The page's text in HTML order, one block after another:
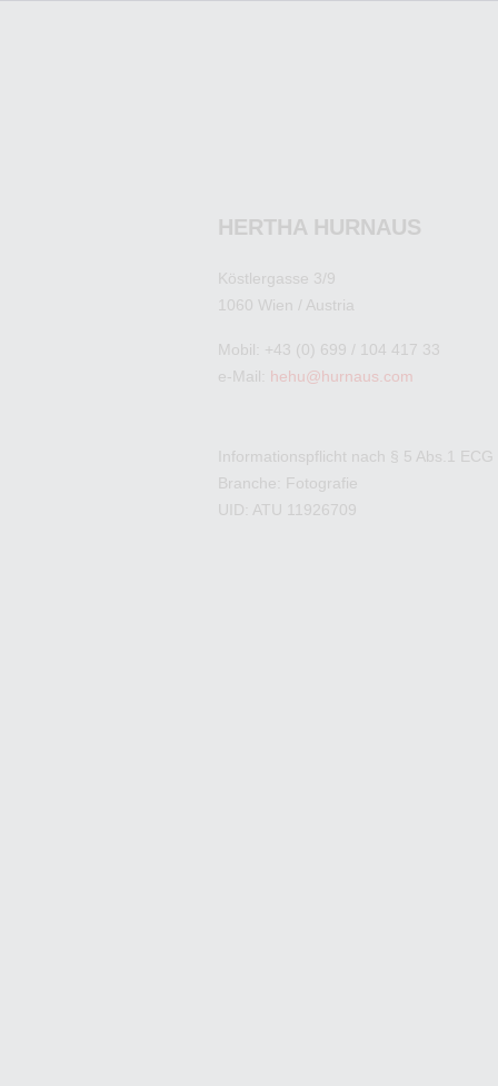
HERTHA HURNAUS
Köstlergasse 3/9
1060 Wien / Austria
Mobil: +43 (0) 699 / 104 417 33
e-Mail: hehu@hurnaus.com
Informationspflicht nach § 5 Abs.1 ECG
Branche: Fotografie
UID: ATU 11926709